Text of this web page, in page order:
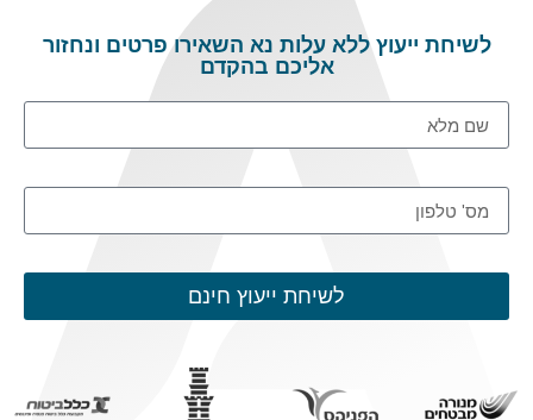
לשיחת ייעוץ ללא עלות נא השאירו פרטים ונחזור
אליכם בהקדם
לשיחת ייעוץ חינם